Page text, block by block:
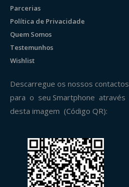
Parcerias
Política de Privacidade
Quem Somos
Testemunhos
Wishlist
Descarregue os nossos contactos
para o seu Smartphone através
desta imagem (Código QR):